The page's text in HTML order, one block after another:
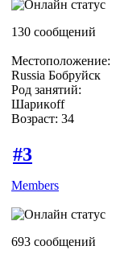
130 сообщений
Местоположение:
Russia Бобруйск
Род занятий:
Шарикoff
Возраст: 34
#3
Members
693 сообщений